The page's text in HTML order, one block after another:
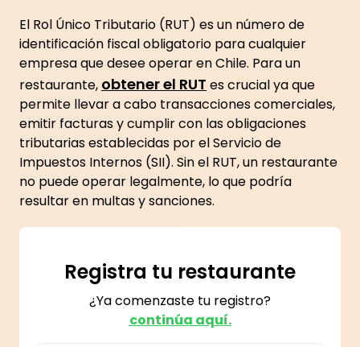
El Rol Único Tributario (RUT) es un número de
identificación fiscal obligatorio para cualquier
empresa que desee operar en Chile. Para un
restaurante, obtener el RUT es crucial ya que
permite llevar a cabo transacciones comerciales,
emitir facturas y cumplir con las obligaciones
tributarias establecidas por el Servicio de
Impuestos Internos (SII). Sin el RUT, un restaurante
no puede operar legalmente, lo que podría
resultar en multas y sanciones.
Registra tu restaurante
¿Ya comenzaste tu registro?
continúa aquí.